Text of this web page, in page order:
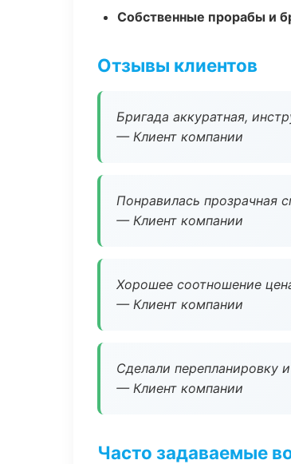
Собственные прорабы и
Отзывы клиентов
Бригада аккуратная,
— Клиент компании
Понравилась прозрачная
— Клиент компании
Хорошее соотношение
— Клиент компании
Сделали перепланировку
— Клиент компании
Часто задаваемые